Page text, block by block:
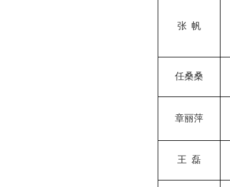
张 帆
任桑桑
章丽萍
王 磊